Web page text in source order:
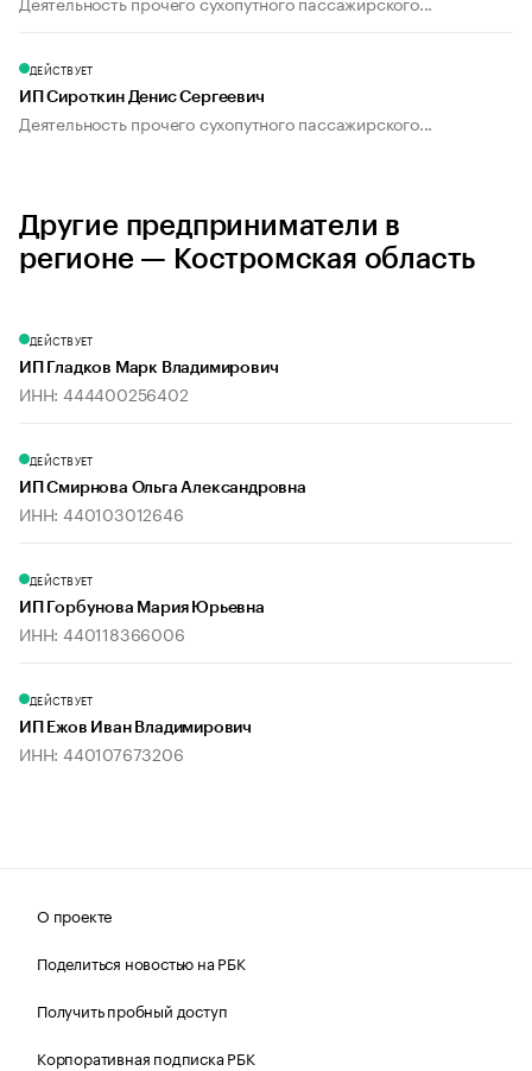
ДЕЙСТВУЕТ
ИП Сироткин Денис Сергеевич
Деятельность прочего сухопутного пассажирского...
Другие предприниматели в
регионе — Костромская область
ДЕЙСТВУЕТ
ИП Гладков Марк Владимирович
ИНН: 444400256402
ДЕЙСТВУЕТ
ИП Смирнова Ольга Александровна
ИНН: 440103012646
ДЕЙСТВУЕТ
ИП Горбунова Мария Юрьевна
ИНН: 440118366006
ДЕЙСТВУЕТ
ИП Ежов Иван Владимирович
ИНН: 440107673206
О проекте
Поделиться новостью на РБК
Получить пробный доступ
Корпоративная подписка РБК